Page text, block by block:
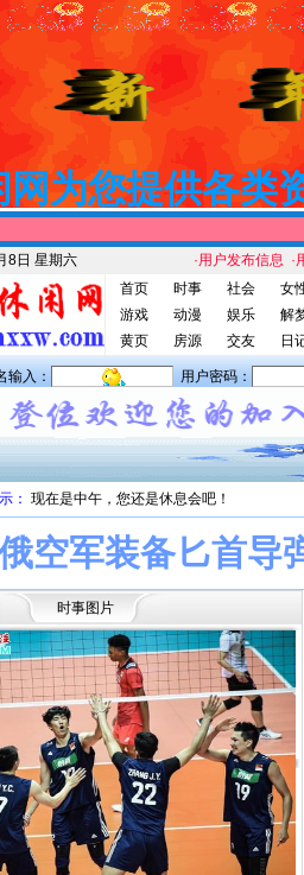
网为您提供各类
8日 星期六 ·用户发布信息 ·
首页
时事 社会
女
游戏
动漫 娱乐
解
黄页
房源 交友 日
输入： 用户密码：
： 现在是中午，您还是休息会吧！
空军装备匕首导
时事图片